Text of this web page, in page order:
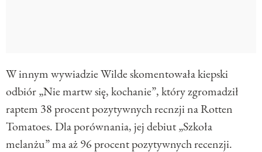
W innym wywiadzie Wilde skomentowała kiepski
odbiór „Nie martw się, kochanie”, który zgromadził
raptem 38 procent pozytywnych recnzji na Rotten
Tomatoes. Dla porównania, jej debiut „Szkoła
melanżu” ma aż 96 procent pozytywnych recenzji.